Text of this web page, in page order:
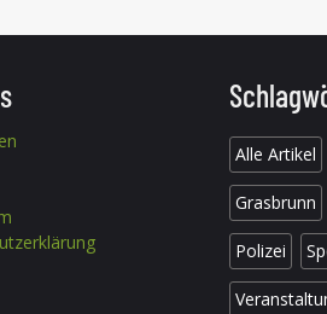
Alle Artikel
Grasbrunn
Polizei